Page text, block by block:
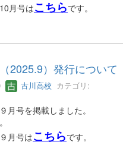
月号はこちらです。
2025.9）発行について
古川高校 カテゴリ:
月号を掲載しました。
月号はこちらです。